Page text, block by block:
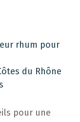
rhum pour
du Rhône
pour une